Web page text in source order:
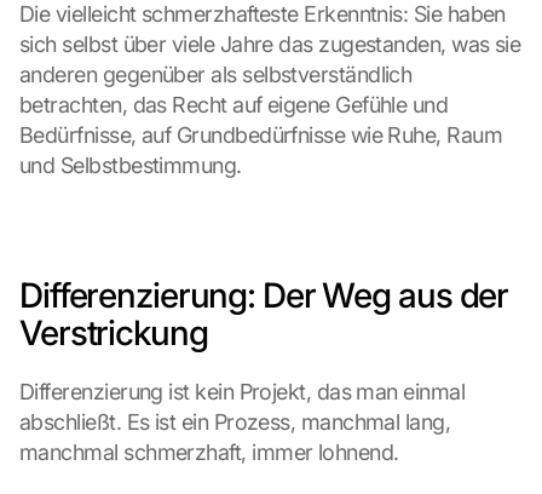
Die vielleicht schmerzhafteste Erkenntnis: Sie haben
sich selbst über viele Jahre das zugestanden, was sie
anderen gegenüber als selbstverständlich
betrachten, das Recht auf eigene Gefühle und
Bedürfnisse, auf Grundbedürfnisse wie Ruhe, Raum
und Selbstbestimmung.
Differenzierung: Der Weg aus der
Verstrickung
Differenzierung ist kein Projekt, das man einmal
abschließt. Es ist ein Prozess, manchmal lang,
manchmal schmerzhaft, immer lohnend.
d
e
n
:
u
r
i
c
e
n
a
u